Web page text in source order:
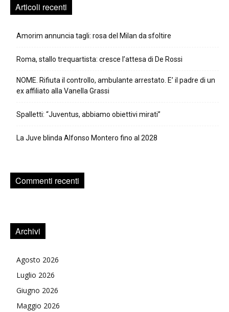
Articoli recenti
Amorim annuncia tagli: rosa del Milan da sfoltire
Roma, stallo trequartista: cresce l’attesa di De Rossi
NOME. Rifiuta il controllo, ambulante arrestato. E’ il padre di un
ex affiliato alla Vanella Grassi
Spalletti: “Juventus, abbiamo obiettivi mirati”
La Juve blinda Alfonso Montero fino al 2028
Commenti recenti
Archivi
Agosto 2026
Luglio 2026
Giugno 2026
Maggio 2026